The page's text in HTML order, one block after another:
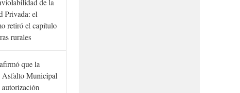
de la
Privada: el
retiró el capítulo
rurales
que la
Asfalto Municipal